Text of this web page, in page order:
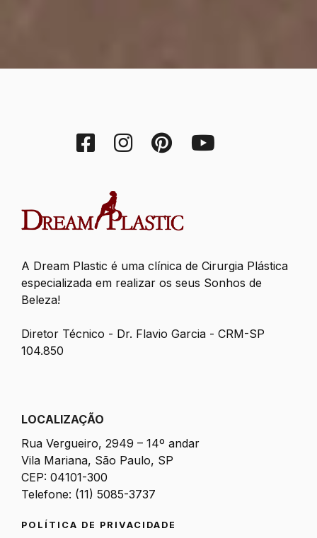
A Dream Plastic é uma clínica de Cirurgia Plástica
especializada em realizar os seus Sonhos de
Beleza!
Diretor Técnico - Dr. Flavio Garcia - CRM-SP
104.850
LOCALIZAÇÃO
Rua Vergueiro, 2949 – 14º andar
Vila Mariana, São Paulo, SP
CEP: 04101-300
Telefone: (11) 5085-3737
POLÍTICA DE PRIVACIDADE